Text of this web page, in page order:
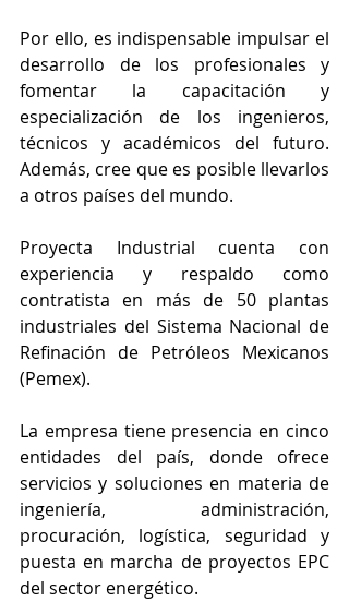
Por ello, es indispensable impulsar el
desarrollo de los profesionales y
fomentar la capacitación y
especialización de los ingenieros,
técnicos y académicos del futuro.
Además, cree que es posible llevarlos
a otros países del mundo.
Proyecta Industrial cuenta con
experiencia y respaldo como
contratista en más de 50 plantas
industriales del Sistema Nacional de
Refinación de Petróleos Mexicanos
(Pemex).
La empresa tiene presencia en cinco
entidades del país, donde ofrece
servicios y soluciones en materia de
ingeniería, administración,
procuración, logística, seguridad y
puesta en marcha de proyectos EPC
del sector energético.